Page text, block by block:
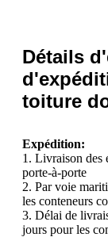
Détails
toiture
Expédition:
1. Livraison
porte-à-porte
2. Par voie
les conteneurs
3. Délai de
jours pour les